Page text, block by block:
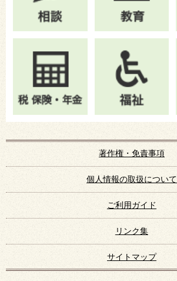
著作権・免責事項
個人情報の取扱について
ご利用ガイド
リンク集
サイトマップ